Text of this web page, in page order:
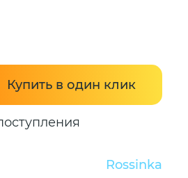
Купить в один клик
Rossinka